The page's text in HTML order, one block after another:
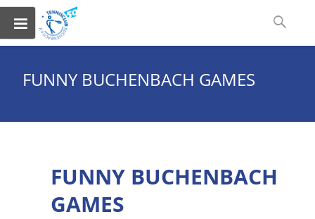
to
content
Suchen
FUNNY BUCHENBACH GAMES
FUNNY BUCHENBACH
GAMES